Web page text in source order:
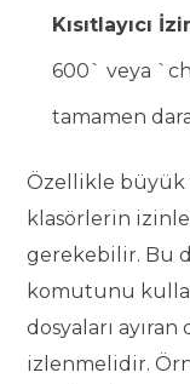
Kısıtlayıcı
600` veya
tamamen
Özellikle
klasörlerin
gerekebilir. Bu
komutunu
dosyaları
izlenmelidir.